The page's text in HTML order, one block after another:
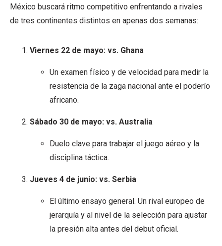
México buscará ritmo competitivo enfrentando a rivales
de tres continentes distintos en apenas dos semanas:
Viernes 22 de mayo: vs. Ghana
Un examen físico y de velocidad para medir la
resistencia de la zaga nacional ante el poderío
africano.
Sábado 30 de mayo: vs. Australia
Duelo clave para trabajar el juego aéreo y la
disciplina táctica.
Jueves 4 de junio: vs. Serbia
El último ensayo general. Un rival europeo de
jerarquía y al nivel de la selección para ajustar
la presión alta antes del debut oficial.